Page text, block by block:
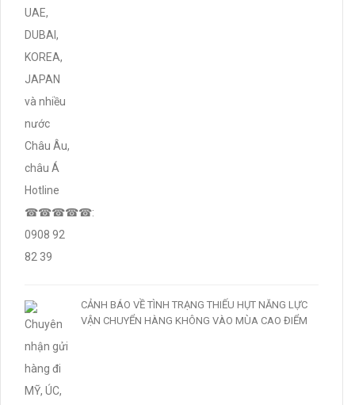
CẢNH BÁO VỀ TÌNH TRẠNG THIẾU HỤT NĂNG LỰC
VẬN CHUYỂN HÀNG KHÔNG VÀO MÙA CAO ĐIỂM